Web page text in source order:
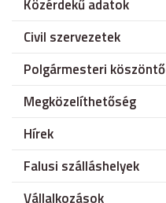
Közérdekű adatok
Civil szervezetek
Polgármesteri köszöntő
Megközelíthetőség
Hírek
Falusi szálláshelyek
Vállalkozások